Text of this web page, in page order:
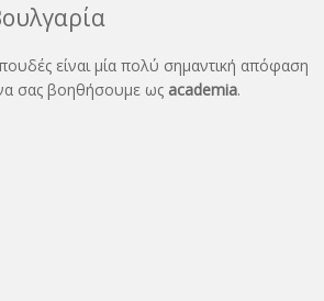
είναι μία πολύ σημαντική απόφαση
σας βοηθήσουμε ως academia.